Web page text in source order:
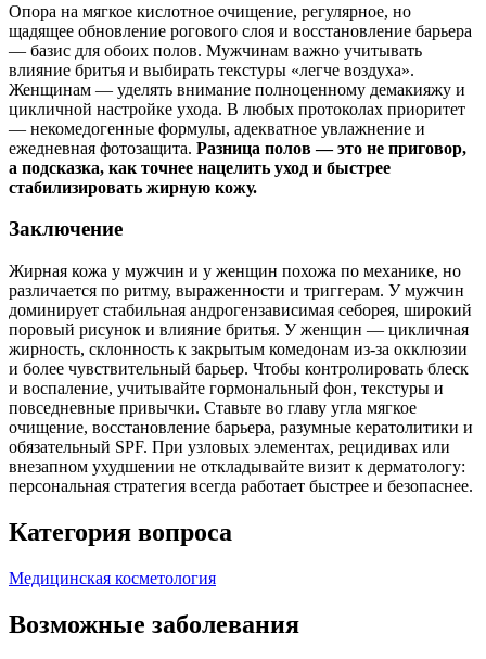
Опора на мягкое кислотное очищение, регулярное, но
щадящее обновление рогового слоя и восстановление барьера
— базис для обоих полов. Мужчинам важно учитывать
влияние бритья и выбирать текстуры «легче воздуха».
Женщинам — уделять внимание полноценному демакияжу и
цикличной настройке ухода. В любых протоколах приоритет
— некомедогенные формулы, адекватное увлажнение и
ежедневная фотозащита. Разница полов — это не приговор,
а подсказка, как точнее нацелить уход и быстрее
стабилизировать жирную кожу.
Заключение
Жирная кожа у мужчин и у женщин похожа по механике, но
различается по ритму, выраженности и триггерам. У мужчин
доминирует стабильная андрогензависимая себорея, широкий
поровый рисунок и влияние бритья. У женщин — цикличная
жирность, склонность к закрытым комедонам из‑за окклюзии
и более чувствительный барьер. Чтобы контролировать блеск
и воспаление, учитывайте гормональный фон, текстуры и
повседневные привычки. Ставьте во главу угла мягкое
очищение, восстановление барьера, разумные кератолитики и
обязательный SPF. При узловых элементах, рецидивах или
внезапном ухудшении не откладывайте визит к дерматологу:
персональная стратегия всегда работает быстрее и безопаснее.
Категория вопроса
Медицинская косметология
Возможные заболевания